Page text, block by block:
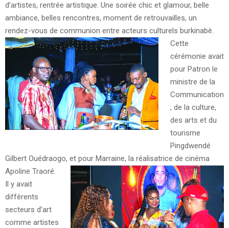
d’artistes, rentrée artistique. Une soirée chic et glamour, belle
ambiance, belles rencontres, moment de retrouvailles, un
rendez-vous de communion entre acteurs culturels burkinabè.
Cette
cérémonie avait
pour Patron le
ministre de la
Communication
, de la culture,
des arts et du
tourisme
Pingdwendé
Gilbert Ouédraogo, et pour Marraine, la réalisatrice de cinéma
Apoline Traoré.
Il y avait
différents
secteurs d’art
comme artistes